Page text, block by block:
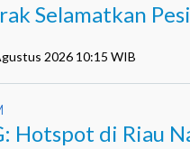
Selamatkan
2026 10:15 WIB
Hotspot di Riau